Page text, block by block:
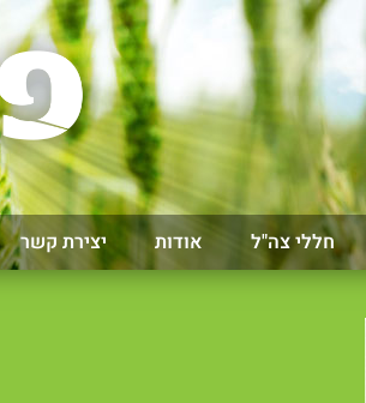
חללי צה"ל אודות יצירת קשר